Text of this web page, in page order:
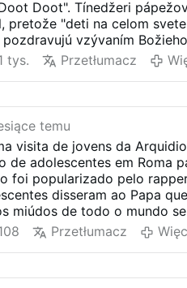
Doot". Tínedžeri
pretože "deti na celom
vzývaním
tys. Przetłumacz
temu
visita de jovens da
de adolescentes em Roma
foi popularizado pelo
disseram ao Papa
miúdos de todo o mundo
se uns aos outros
Przetłumacz